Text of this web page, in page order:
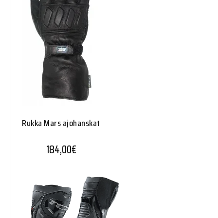
Rukka Mars ajohanskat
184,00€